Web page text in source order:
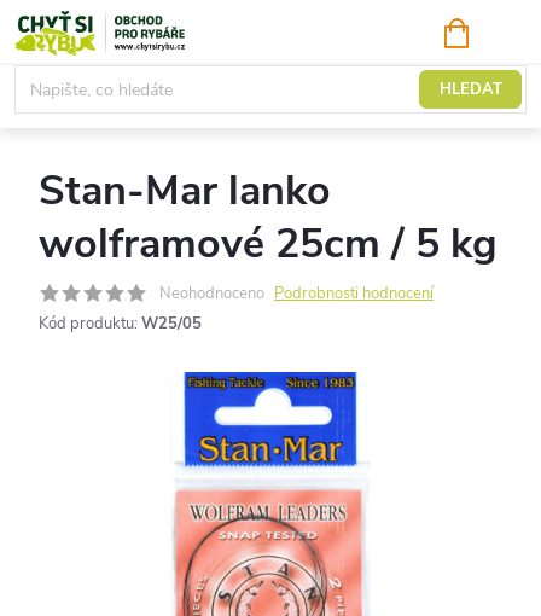
Přejít
na
obsah
HLEDAT
KOŠÍK
Lanka
Stan-Mar lanko
wolframové 25cm / 5 kg
Neohodnoceno Podrobnosti hodnocení
Kód produktu: W25/05